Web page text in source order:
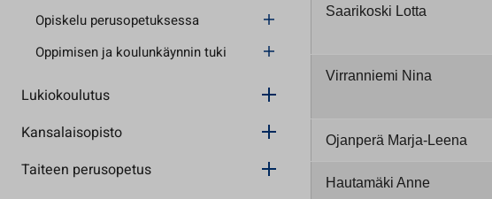
Opiskelu perusopetuksessa
Oppimisen ja koulunkäynnin tuki
Lukiokoulutus
Kansalaisopisto
Taiteen perusopetus
Saarikoski Lotta
Virranniemi Nina
Ojanperä Marja-Leena
Hautamäki Anne